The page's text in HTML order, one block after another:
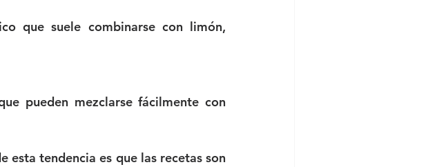
que suele combinarse con limón,
pueden mezclarse fácilmente con
tendencia es que las recetas son